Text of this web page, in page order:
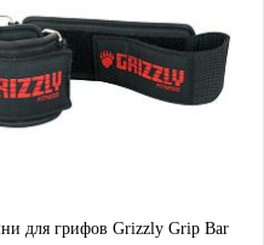
для грифов Grizzly Grip Bar